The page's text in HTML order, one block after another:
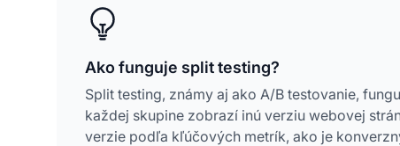
Ako funguje split testing?
Split testing, známy aj ako A/B testovanie,
každej skupine zobrazí inú verziu webovej
verzie podľa kľúčových metrík, ako je